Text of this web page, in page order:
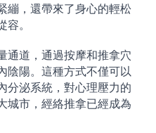
繃，還帶來了身心的輕松
。
通道，通過按摩和推拿穴
陰陽。這種方式不僅可以
分泌系統，對心理壓力的
城市，經絡推拿已經成為